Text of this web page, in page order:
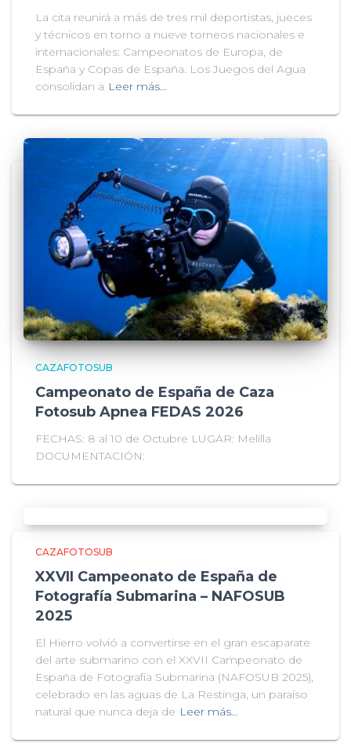
La cita reunirá a más de tres mil deportistas, jueces
y técnicos en torno a nueve torneos nacionales e
internacionales: Campeonatos de Europa, de
España y Copas de España. Los Juegos del Agua
consolidan a Leer más…
CAZAFOTOSUB
Campeonato de España de Caza
Fotosub Apnea FEDAS 2026
FECHAS: 8 al 10 de Octubre LUGAR: Melilla
DOCUMENTACIÓN:
CAZAFOTOSUB
XXVII Campeonato de España de
Fotografía Submarina – NAFOSUB
2025
El Hierro volvió a convertirse en el gran escaparate
del arte submarino con el XXVII Campeonato de
España de Fotografía Submarina (NAFOSUB 2025),
celebrado en las aguas de La Restinga, un paraíso
natural que nunca deja de Leer más…